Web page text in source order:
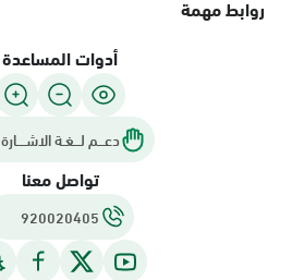
روابط مهمة
أدوات المساعدة
دعـــم لـــغـة الاشــــارة
تواصل معنا
920020405